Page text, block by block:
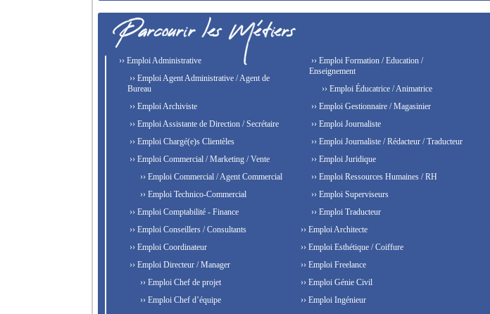
›› Emploi Administrative
›› Emploi Agent Administrative / Agent de
Bureau
›› Emploi Archiviste
›› Emploi Assistante de Direction / Secrétaire
›› Emploi Chargé(e)s Clientèles
›› Emploi Commercial / Marketing / Vente
›› Emploi Commercial / Agent Commercial
›› Emploi Technico-Commercial
›› Emploi Comptabilité - Finance
›› Emploi Conseillers / Consultants
›› Emploi Coordinateur
›› Emploi Directeur / Manager
›› Emploi Chef de projet
›› Emploi Chef d’équipe
›› Emploi Formation / Education /
Enseignement
›› Emploi Éducatrice / Animatrice
›› Emploi Gestionnaire / Magasinier
›› Emploi Journaliste
›› Emploi Journaliste / Rédacteur / Traducteur
›› Emploi Juridique
›› Emploi Ressources Humaines / RH
›› Emploi Superviseurs
›› Emploi Traducteur
›› Emploi Architecte
›› Emploi Esthétique / Coiffure
›› Emploi Freelance
›› Emploi Génie Civil
›› Emploi Ingénieur